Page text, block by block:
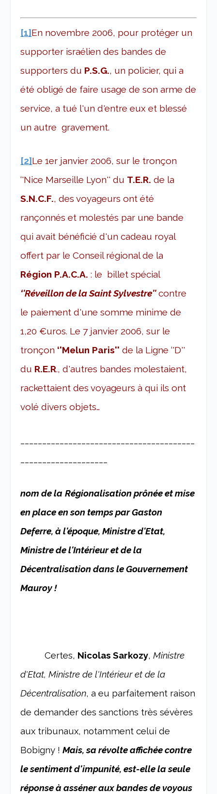
[1]En novembre 2006, pour protéger un
supporter israélien des bandes de
supporters du P.S.G., un policier, qui a
été obligé de faire usage de son arme de
service, a tué l'un d'entre eux et blessé
un autre gravement.
[2]Le 1er janvier 2006, sur le tronçon
‘'Nice Marseille Lyon'' du T.E.R. de la
S.N.C.F., des voyageurs ont été
rançonnés et molestés par une bande
qui avait bénéficié d'un cadeau royal
offert par le Conseil régional de la
Région P.A.C.A. : le billet spécial
‘'Réveillon de la Saint Sylvestre''contre
le paiement d'une somme minime de
1,20 €uros. Le 7 janvier 2006, sur le
tronçon ‘'Melun Paris'' de la Ligne ‘'D''
du R.E.R., d'autres bandes molestaient,
rackettaient des voyageurs à qui ils ont
volé divers objets…
nom de la Régionalisation prônée et mise
en place en son temps par Gaston
Deferre, à l'époque, Ministre d'Etat,
Ministre de l'Intérieur et de la
Décentralisation dans le Gouvernement
Mauroy !
Certes, Nicolas Sarkozy,Ministre
d'Etat, Ministre de l'Intérieur et de la
Décentralisation, a eu parfaitement raison
de demander des sanctions très sévères
aux tribunaux, notamment celui de
Bobigny !Mais, sa révolte affichée contre
le sentiment d'impunité, est-elle la seule
réponse à asséner aux bandes de voyous